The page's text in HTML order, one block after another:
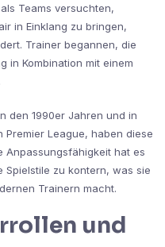
Teams versuchten,
in Einklang zu bringen,
Trainer begannen, die
in Kombination mit einem
den 1990er Jahren und in
Premier League, haben diese
Anpassungsfähigkeit hat es
zu kontern, was sie
Trainern macht.
und